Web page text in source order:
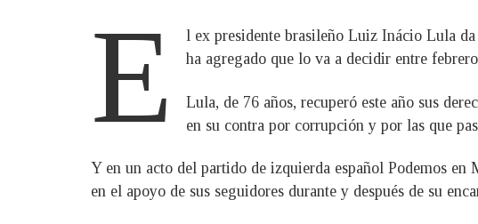
E
l ex presidente brasileño Luiz Inácio Lula
ha agregado que lo va a decidir entre
Lula, de 76 años, recuperó este año sus
en su contra por corrupción y por las que
Y en un acto del partido de izquierda español Podemos
en el apoyo de sus seguidores durante y después de su